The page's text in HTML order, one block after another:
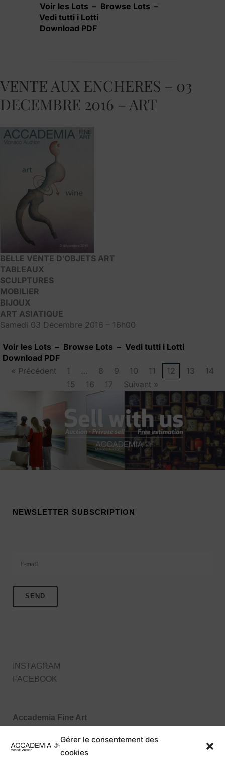
Gérer le consentement des
cookies
Voir les Lots – Browse Lots –
Vedi tutti i Lotti
Download PDF
VENTE AUX ENCHERES – 03
DECEMBRE 2016 – ART
BELLE VENTE D’OBJETS ART
TABLEAUX
SCULPTURES
MOBILIER
BIJOUX
ART ASIATIQUE
Samedi 03 Décembre 2016 – 16h00
Voir les Lots – Browse Lots – Vedi tutti i Lotti
Download PDF
« Précédent
1 … 8 9 10 11 12 13
14
15
16 17 Suivant »
NEWSLETTER SUBSCRIPTION
INSTAGRAM
FACEBOOK
Accademia Fine Art
98000 Monaco MC